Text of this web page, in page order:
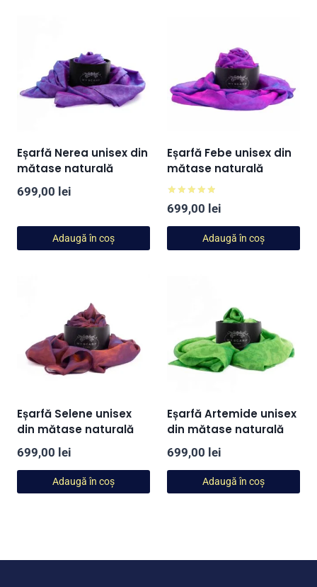
Eșarfă Nerea unisex din
mătase naturală
699,00 lei
Adaugă în coș
Eșarfă Febe unisex din
mătase naturală
Evaluat la
5.00
699,00 lei
Adaugă în coș
Eșarfă Selene unisex
din mătase naturală
699,00 lei
Adaugă în coș
Eșarfă Artemide unisex
din mătase naturală
699,00 lei
Adaugă în coș